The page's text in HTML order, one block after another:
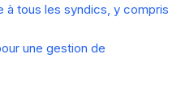
à tous les syndics, y compris
une gestion de